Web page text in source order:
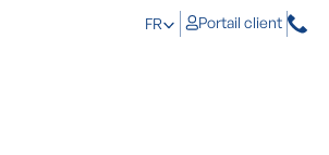
FR Portail client